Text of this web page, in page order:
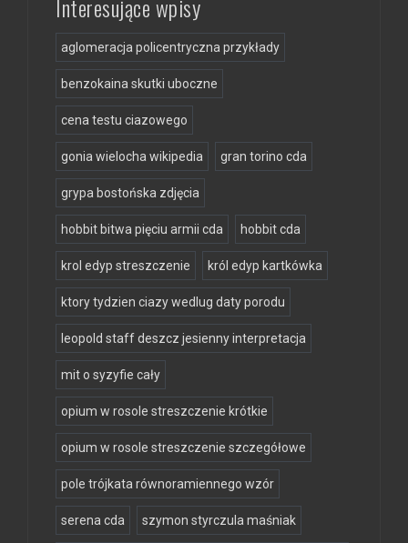
Interesujące wpisy
aglomeracja policentryczna przykłady
benzokaina skutki uboczne
cena testu ciazowego
gonia wielocha wikipedia gran torino cda
grypa bostońska zdjęcia
hobbit bitwa pięciu armii cda hobbit cda
krol edyp streszczenie król edyp kartkówka
ktory tydzien ciazy wedlug daty porodu
leopold staff deszcz jesienny interpretacja
mit o syzyfie cały
opium w rosole streszczenie krótkie
opium w rosole streszczenie szczegółowe
pole trójkata równoramiennego wzór
serena cda szymon styrczula maśniak